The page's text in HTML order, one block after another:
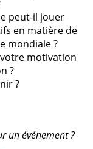
peut-il jouer
en matière de
mondiale ?
motivation
?
?
un événement ?